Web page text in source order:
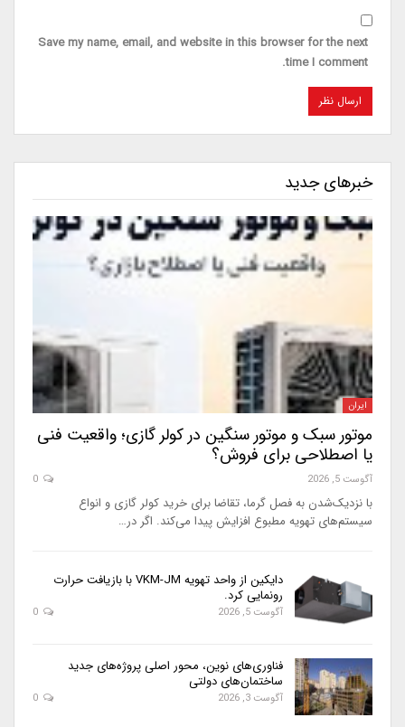
Save my name, email, and website in this browser for the next
time I comment.
خبرهای جدید
ایران
موتور سبک و موتور سنگین در کولر گازی؛ واقعیت فنی
یا اصطلاحی برای فروش؟
آگوست 5, 2026
با نزدیک‌شدن به فصل گرما، تقاضا برای خرید کولر گازی و انواع
سیستم‌های تهویه مطبوع افزایش پیدا می‌کند. اگر در…
دایکین از واحد تهویه VKM-JM با بازیافت حرارت
رونمایی کرد.
آگوست 5, 2026
فناوری‌های نوین، محور اصلی پروژه‌های جدید
ساختمان‌های دولتی
آگوست 3, 2026